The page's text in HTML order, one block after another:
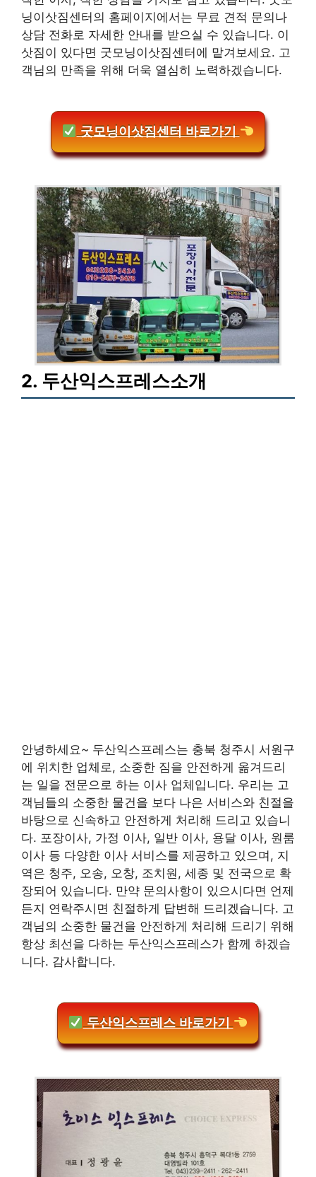
닝이삿짐센터의 홈페이지에서는 무료 견적 문의나
상담 전화로 자세한 안내를 받으실 수 있습니다. 이
삿짐이 있다면 굿모닝이삿짐센터에 맡겨보세요. 고
객님의 만족을 위해 더욱 열심히 노력하겠습니다.
굿모닝이삿짐센터 바로가기
2. 두산익스프레스소개
안녕하세요~ 두산익스프레스는 충북 청주시 서원구
에 위치한 업체로, 소중한 짐을 안전하게 옮겨드리
는 일을 전문으로 하는 이사 업체입니다. 우리는 고
객님들의 소중한 물건을 보다 나은 서비스와 친절을
바탕으로 신속하고 안전하게 처리해 드리고 있습니
다. 포장이사, 가정 이사, 일반 이사, 용달 이사, 원룸
이사 등 다양한 이사 서비스를 제공하고 있으며, 지
역은 청주, 오송, 오창, 조치원, 세종 및 전국으로 확
장되어 있습니다. 만약 문의사항이 있으시다면 언제
든지 연락주시면 친절하게 답변해 드리겠습니다. 고
객님의 소중한 물건을 안전하게 처리해 드리기 위해
항상 최선을 다하는 두산익스프레스가 함께 하겠습
니다. 감사합니다.
두산익스프레스 바로가기